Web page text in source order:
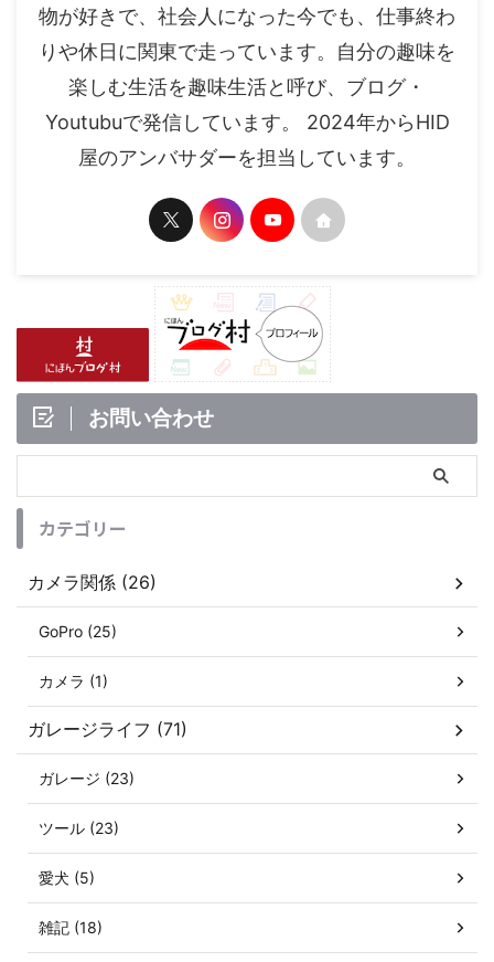
物が好きで、社会人になった今でも、仕事終わ
りや休日に関東で走っています。自分の趣味を
楽しむ生活を趣味生活と呼び、ブログ・
Youtubuで発信しています。 2024年からHID
屋のアンバサダーを担当しています。
お問い合わせ
カテゴリー
カメラ関係 (26)
GoPro (25)
カメラ (1)
ガレージライフ (71)
ガレージ (23)
ツール (23)
愛犬 (5)
雑記 (18)